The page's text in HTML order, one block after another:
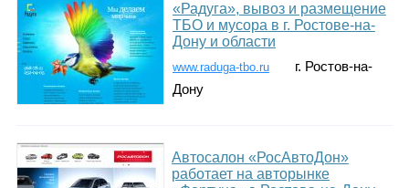
Гороскоп
«Радуга», вывоз и размещение
ТБО и мусора в г. Ростове-на-
Дону и области
www.raduga-tbo.ru
г. Ростов-на-
Дону
Автосалон «РосАвтоДон»
работает на авторынке